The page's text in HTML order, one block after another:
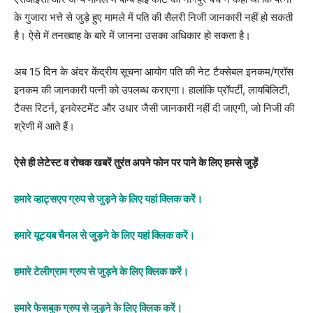
के गुजारा भत्ते से जुड़े हुए मामले में पति की सैलरी निजी जानकारी नहीं हो सकती
है। ऐसे में तनख्वाह के बारे में जानना उसका अधिकार हो सकता है।
अब 15 दिन के अंदर केंद्रीय सूचना आयोग पति की नेट टैक्सेबल इनकम/ग्रॉस
इनकम की जानकारी पत्नी को उपलब्ध कराएगा। हालांकि प्रॉपर्टी, लायबिलिटी,
टैक्स रिटर्न, इनवेस्टमेंट और उधार जैसी जानकारी नहीं दी जाएगी, जो निजी की
श्रेणी में आते हैं।
ऐसे ही लेटेस्ट व रोचकखबरें तुरंत अपने फोन पर पाने के लिए हमसे जुड़ें
हमारे व्हाट्सएप ग्रुप से जुड़ने के लिए यहां क्लिक करें।
हमारे यूट्यब चैनल से जुड़ने के लिए यहां क्लिक करें।
हमारे टेलीग्राम ग्रुप से जुड़ने के लिए क्लिक करें।
हमारे फेसबुक ग्रुप से जुड़ने के लिए क्लिक करें।